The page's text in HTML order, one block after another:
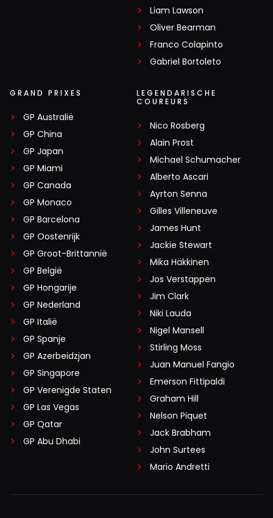
Liam Lawson
Oliver Bearman
Franco Colapinto
Gabriel Bortoleto
GRAND PRIXES
GP Australië
GP China
GP Japan
GP Miami
GP Canada
GP Monaco
GP Barcelona
GP Oostenrijk
GP Groot-Brittannië
GP België
GP Hongarije
GP Nederland
GP Italië
GP Spanje
GP Azerbeidzjan
GP Singapore
GP Verenigde Staten
GP Las Vegas
GP Qatar
GP Abu Dhabi
LEGENDARISCHE
COUREURS
Nico Rosberg
Alain Prost
Michael Schumacher
Alberto Ascari
Ayrton Senna
Gilles Villeneuve
James Hunt
Jackie Stewart
Mika Häkkinen
Jos Verstappen
Jim Clark
Niki Lauda
Nigel Mansell
Stirling Moss
Juan Manuel Fangio
Emerson Fittipaldi
Graham Hill
Nelson Piquet
Jack Brabham
John Surtees
Mario Andretti